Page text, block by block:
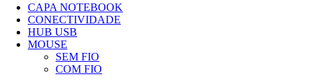
CAPA NOTEBOOK
CONECTIVIDADE
HUB USB
MOUSE
SEM FIO
COM FIO